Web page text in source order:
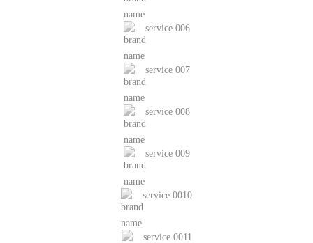
service 006
service 007
service 008
service 009
service 0010
service 0011